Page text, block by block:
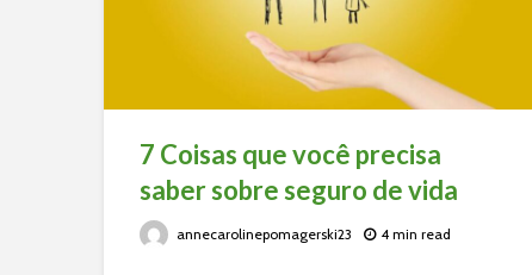
7 Coisas que você precisa
saber sobre seguro de vida
annecarolinepomagerski23 4 min read